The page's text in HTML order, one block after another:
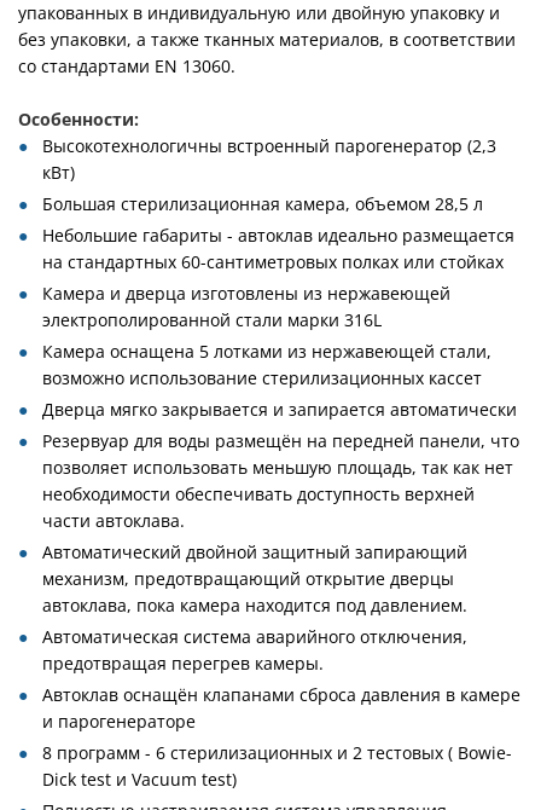
упакованных в индивидуальную или двойную упаковку и
без упаковки, а также тканных материалов, в соответствии
со стандартами EN 13060.
Особенности:
Высокотехнологичны встроенный парогенератор (2,3
кВт)
Большая стерилизационная камера, объемом 28,5 л
Небольшие габариты - автоклав идеально размещается
на стандартных 60-сантиметровых полках или стойках
Камера и дверца изготовлены из нержавеющей
электрополированной стали марки 316L
Камера оснащена 5 лотками из нержавеющей стали,
возможно использование стерилизационных кассет
Дверца мягко закрывается и запирается автоматически
Резервуар для воды размещён на передней панели, что
позволяет использовать меньшую площадь, так как нет
необходимости обеспечивать доступность верхней
части автоклава.
Автоматический двойной защитный запирающий
механизм, предотвращающий открытие дверцы
автоклава, пока камера находится под давлением.
Автоматическая система аварийного отключения,
предотвращая перегрев камеры.
Автоклав оснащён клапанами сброса давления в камере
и парогенераторе
8 программ - 6 стерилизационных и 2 тестовых ( Bowie-
Dick test и Vacuum test)